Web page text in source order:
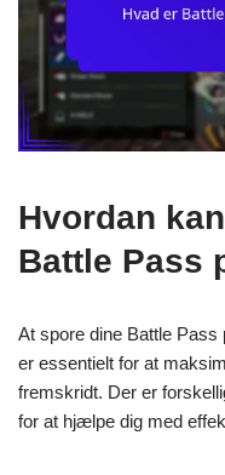
Hvordan
Battle Pass
At spore dine Battle
er essentielt for at
fremskridt. Der er
for at hjælpe dig med